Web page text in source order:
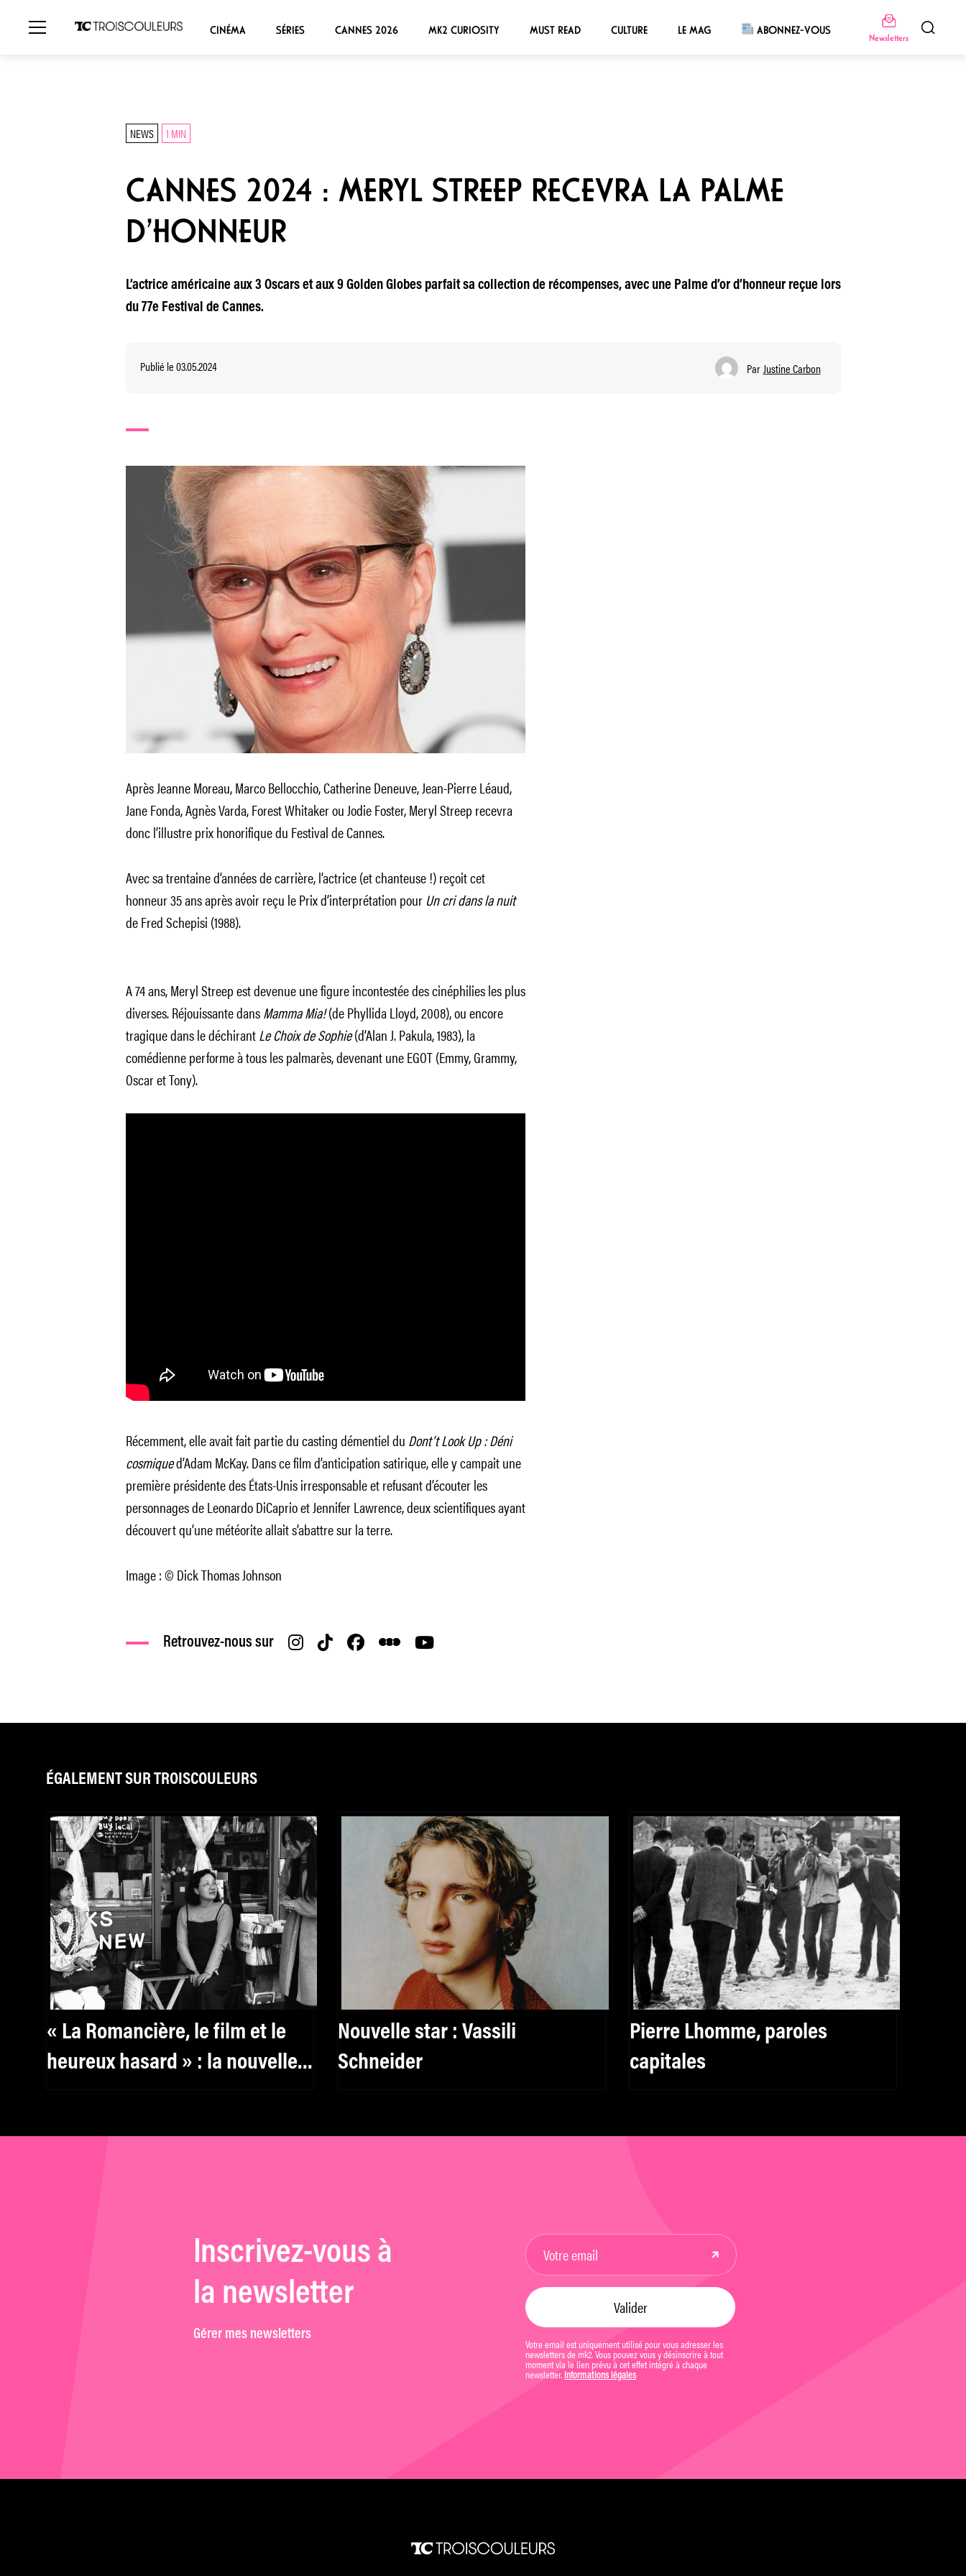
CINÉMA SÉRIES CANNES 2026 MK2 CURIOSITY MUST READ CULTURE LE MAG ABONNEZ-VOUS
Newsletters
NEWS 1 MIN
CANNES 2024 : MERYL STREEP RECEVRA LA PALME
D’HONNEUR
L’actrice américaine aux 3 Oscars et aux 9 Golden Globes parfait sa collection de récompenses, avec une Palme d’or d’honneur reçue lors
du 77e Festival de Cannes.
Publié le 03.05.2024 Par Justine Carbon
Après Jeanne Moreau, Marco Bellocchio, Catherine Deneuve, Jean-Pierre Léaud,
Jane Fonda, Agnès Varda, Forest Whitaker ou Jodie Foster, Meryl Streep recevra
donc l’illustre prix honorifique du Festival de Cannes.
Avec sa trentaine d’années de carrière, l’actrice (et chanteuse !) reçoit cet
honneur 35 ans après avoir reçu le Prix d’interprétation pourUn cri dans la nuit
de Fred Schepisi (1988).
A 74 ans, Meryl Streep est devenue une figure incontestée des cinéphilies les plus
diverses. Réjouissante dansMamma Mia!(de Phyllida Lloyd, 2008), ou encore
tragique dans le déchirantLe Choix de Sophie(d’Alan J. Pakula, 1983), la
comédienne performe à tous les palmarès, devenant une EGOT (Emmy, Grammy,
Oscar et Tony).
Récemment, elle avait fait partie du casting démentiel du Dont’t Look Up : Déni
cosmiqued’Adam McKay. Dans ce film d’anticipation satirique, elle y campait une
première présidente des États-Unis irresponsable et refusant d’écouter les
personnages de Leonardo DiCaprio et Jennifer Lawrence, deux scientifiques ayant
découvert qu’une météorite allait s’abattre sur la terre.
Image : © Dick Thomas Johnson
Retrouvez-nous sur
ÉGALEMENT SUR TROISCOULEURS
« La Romancière, le film et le
heureux hasard » : la nouvelle
Nouvelle star : Vassili
Schneider
Pierre Lhomme, paroles
capitales
Inscrivez-vous à
la newsletter
Gérer mes newsletters
Votre email est uniquement utilisé pour vous adresser les
newsletters de mk2. Vous pouvez vous y désinscrire à tout
moment via le lien prévu à cet effet intégré à chaque
newsletter. Informations légales